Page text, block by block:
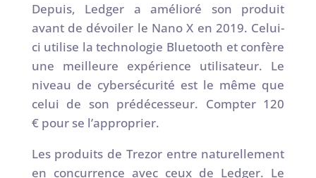
Depuis, Ledger a amélioré son produit
avant de dévoiler le Nano X en 2019. Celui-
ci utilise la technologie Bluetooth et confère
une meilleure expérience utilisateur. Le
niveau de cybersécurité est le même que
celui de son prédécesseur. Compter 120
€ pour se l’approprier.
Les produits de Trezor entre naturellement
en concurrence avec ceux de Ledger. Le